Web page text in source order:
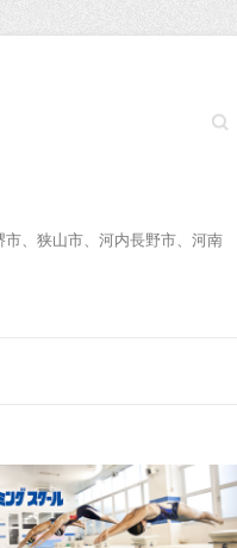
Search
、狭山市、河内長野市、河南